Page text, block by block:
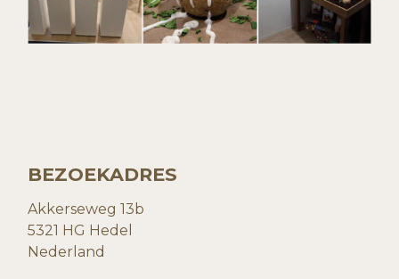
BEZOEKADRES
Akkerseweg 13b
5321 HG Hedel
Nederland